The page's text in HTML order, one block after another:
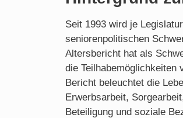
Seit 1993 wird je
seniorenpolitischen
Altersbericht hat als
die Teilhabemöglichkeiten
Bericht beleuchtet die
Erwerbsarbeit,
Beteiligung und soziale